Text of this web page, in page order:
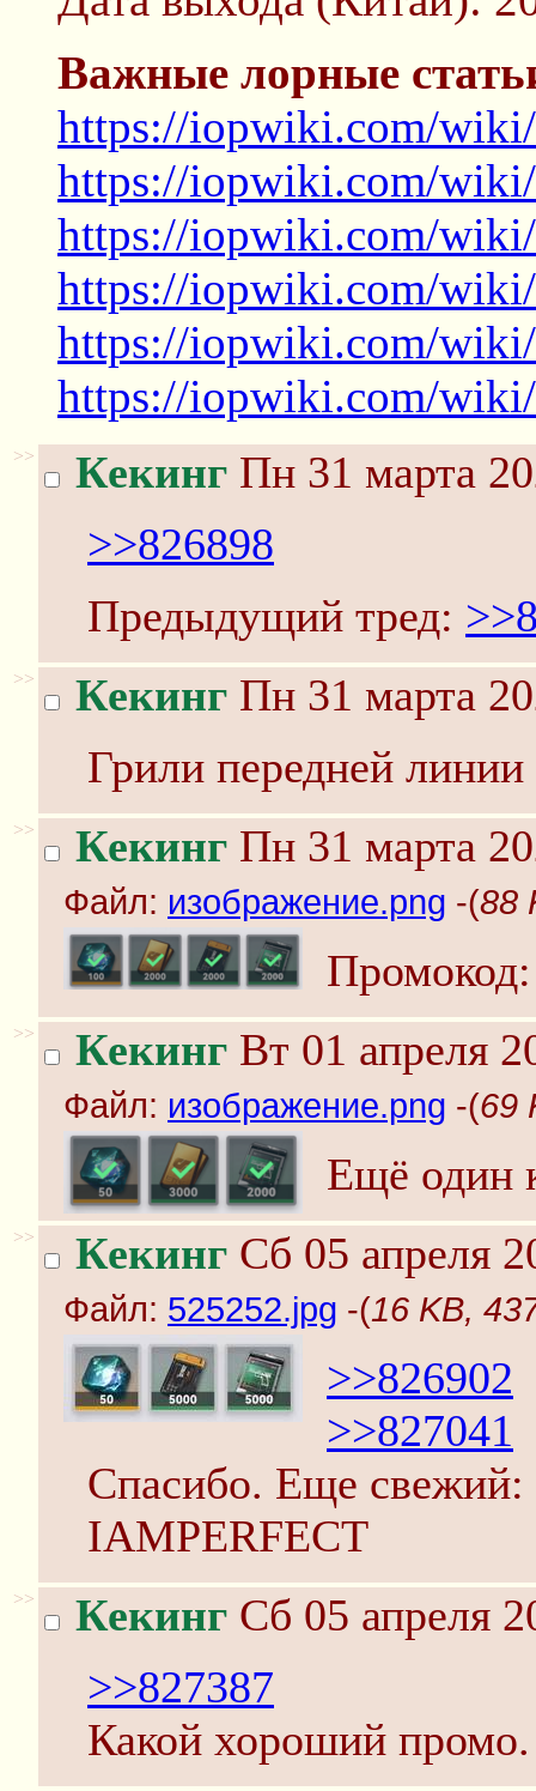
Важные лорные
https://iopwiki.com/
https://iopwiki.com/
https://iopwiki.com/
https://iopwiki.com/
https://iopwiki.com/wiki/
https://iopwiki.com/
>> Кекинг Пн 31 марта
>>826898
Предыдущий тред:
>> Кекинг Пн 31 марта
Грили передней линии
>> Кекинг Пн 31 марта
Файл: изображение.png -(88
>> Кекинг Вт 01 апреля
Файл: изображение.png -(69
Ещё один
>> Кекинг Сб 05 апреля
Файл: 525252.jpg -(16 KB,
>>826902
>>827041
Спасибо. Еще свежий:
IAMPERFECT
>> Кекинг Сб 05 апреля
>>827387
Какой хороший промо.